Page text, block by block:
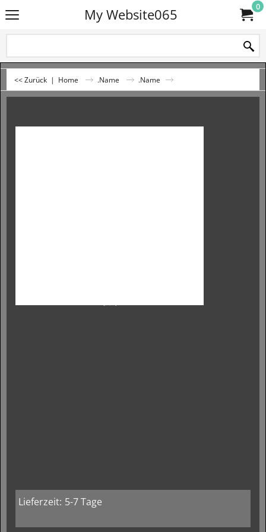
My Website065 0
<< Zurück | Home .Name .Name
Lieferzeit: 5-7 Tage